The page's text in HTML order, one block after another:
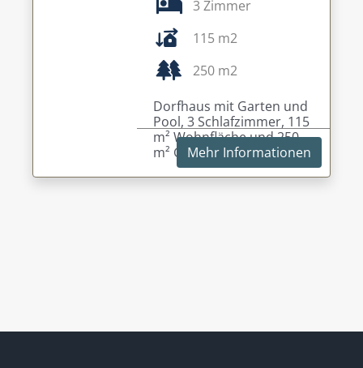
3 Zimmer
115 m2
250 m2
Dorfhaus mit Garten und
Pool, 3 Schlafzimmer, 115
m² Wohnfläche und 250
m² Garten.Mehr Informationen